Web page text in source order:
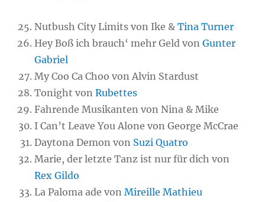
Nutbush City Limits von Ike &Tina Turner
Hey Boß ich brauch‘ mehr Geld vonGunter
Gabriel
My Coo Ca Choo von Alvin Stardust
Tonight vonRubettes
Fahrende Musikanten von Nina & Mike
I Can’t Leave You Alone von George McCrae
Daytona Demon von Suzi Quatro
Marie, der letzte Tanz ist nur für dich von
Rex Gildo
La Paloma ade vonMireille Mathieu